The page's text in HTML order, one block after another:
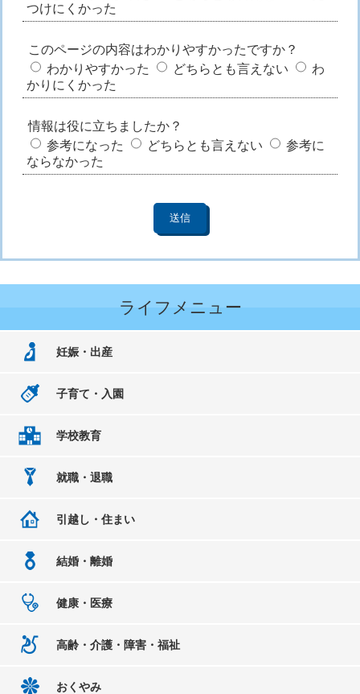
つけにくかった
このページの内容はわかりやすかったですか？
わかりやすかった
どちらとも言えない
わ
かりにくかった
情報は役に立ちましたか？
参考になった
どちらとも言えない
参考に
ならなかった
ライフメニュー
妊娠・出産
子育て・入園
学校教育
就職・退職
引越し・住まい
結婚・離婚
健康・医療
高齢・介護・障害・福祉
おくやみ